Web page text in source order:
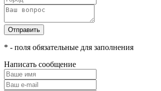
Отправить
* - поля обязательные для заполнения
Написать сообщение